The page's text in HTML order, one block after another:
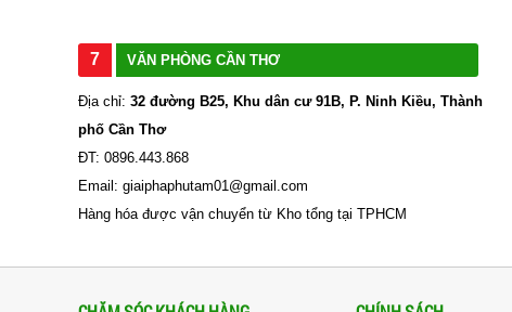
7 VĂN PHÒNG CẦN THƠ
Địa chỉ: 32 đường B25, Khu dân cư 91B, P. Ninh Kiều, Thành
phố Cần Thơ
ĐT: 0896.443.868
Email: giaiphaphutam01@gmail.com
Hàng hóa được vận chuyển từ Kho tổng tại TPHCM